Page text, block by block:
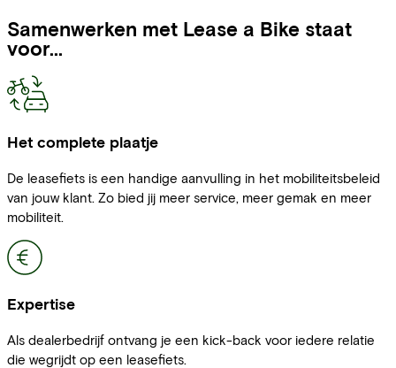
Samenwerken met Lease a Bike staat
voor...
Het complete plaatje
De leasefiets is een handige aanvulling in het mobiliteitsbeleid
van jouw klant. Zo bied jij meer service, meer gemak en meer
mobiliteit.
Expertise
Als dealerbedrijf ontvang je een kick-back voor iedere relatie
die wegrijdt op een leasefiets.